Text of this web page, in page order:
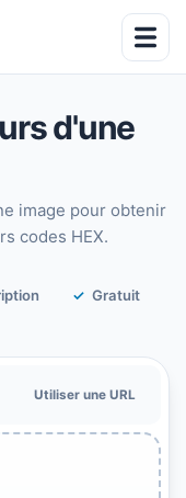
d'une
image pour obtenir
codes HEX.
Gratuit
Utiliser une URL